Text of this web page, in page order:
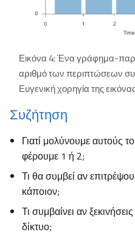
Εικόνα 4: Ένα γράφημα-
αριθμό των περιπτώσεων
Ευγενική χορηγία της
Συζήτηση
Γιατί μολύνουμε αυτούς
φέρουμε 1 ή 2;
Τι θα συμβεί αν
κάποιον;
Τι συμβαίνει αν
δίκτυο;